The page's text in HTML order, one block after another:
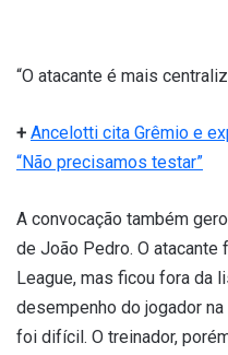
“O atacante é mais
+ Ancelotti cita Grêmio e
“Não precisamos testar”
A convocação também
de João Pedro. O
League, mas ficou fora da
desempenho do jogador
foi difícil. O treinador,